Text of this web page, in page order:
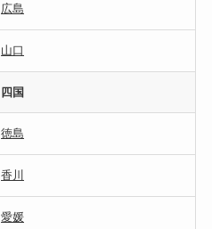
広島
山口
四国
徳島
香川
愛媛